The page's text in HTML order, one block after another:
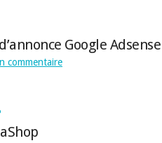
Google Adsense
commentaire